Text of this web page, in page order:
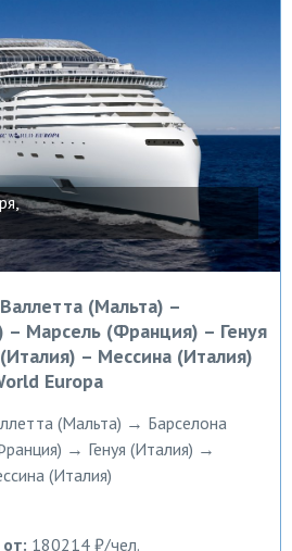
(Мальта) –
– Марсель (Франция) – Генуя
– Мессина (Италия)
Europa
(Мальта) → Барселона
→ Генуя (Италия) →
(Италия)
180214 ₽/чел.